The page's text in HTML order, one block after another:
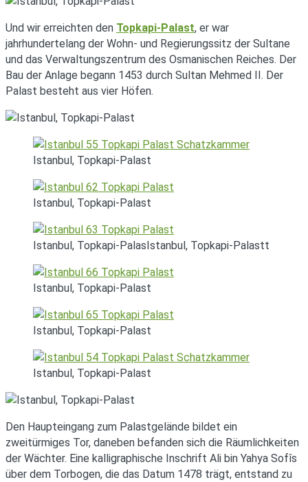
Und wir erreichten den Topkapi-Palast, er war
jahrhundertelang der Wohn- und Regierungssitz der Sultane
und das Verwaltungszentrum des Osmanischen Reiches. Der
Bau der Anlage begann 1453 durch Sultan Mehmed II. Der
Palast besteht aus vier Höfen.
Istanbul, Topkapi-Palast
Istanbul, Topkapi-Palast
Istanbul, Topkapi-PalasIstanbul, Topkapi-Palastt
Istanbul, Topkapi-Palast
Istanbul, Topkapi-Palast
Istanbul, Topkapi-Palast
Den Haupteingang zum Palastgelände bildet ein
zweitürmiges Tor, daneben befanden sich die Räumlichkeiten
der Wächter. Eine kalligraphische Inschrift Ali bin Yahya Sofîs
über dem Torbogen, die das Datum 1478 trägt, entstand zu